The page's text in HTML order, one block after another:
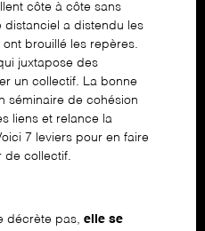
côte à côte sans
distanciel a distendu les
ont brouillé les repères.
juxtapose des
un collectif. La bonne
séminaire de cohésion
liens et relance la
7 leviers pour en faire
de collectif.
décrète pas, elle se